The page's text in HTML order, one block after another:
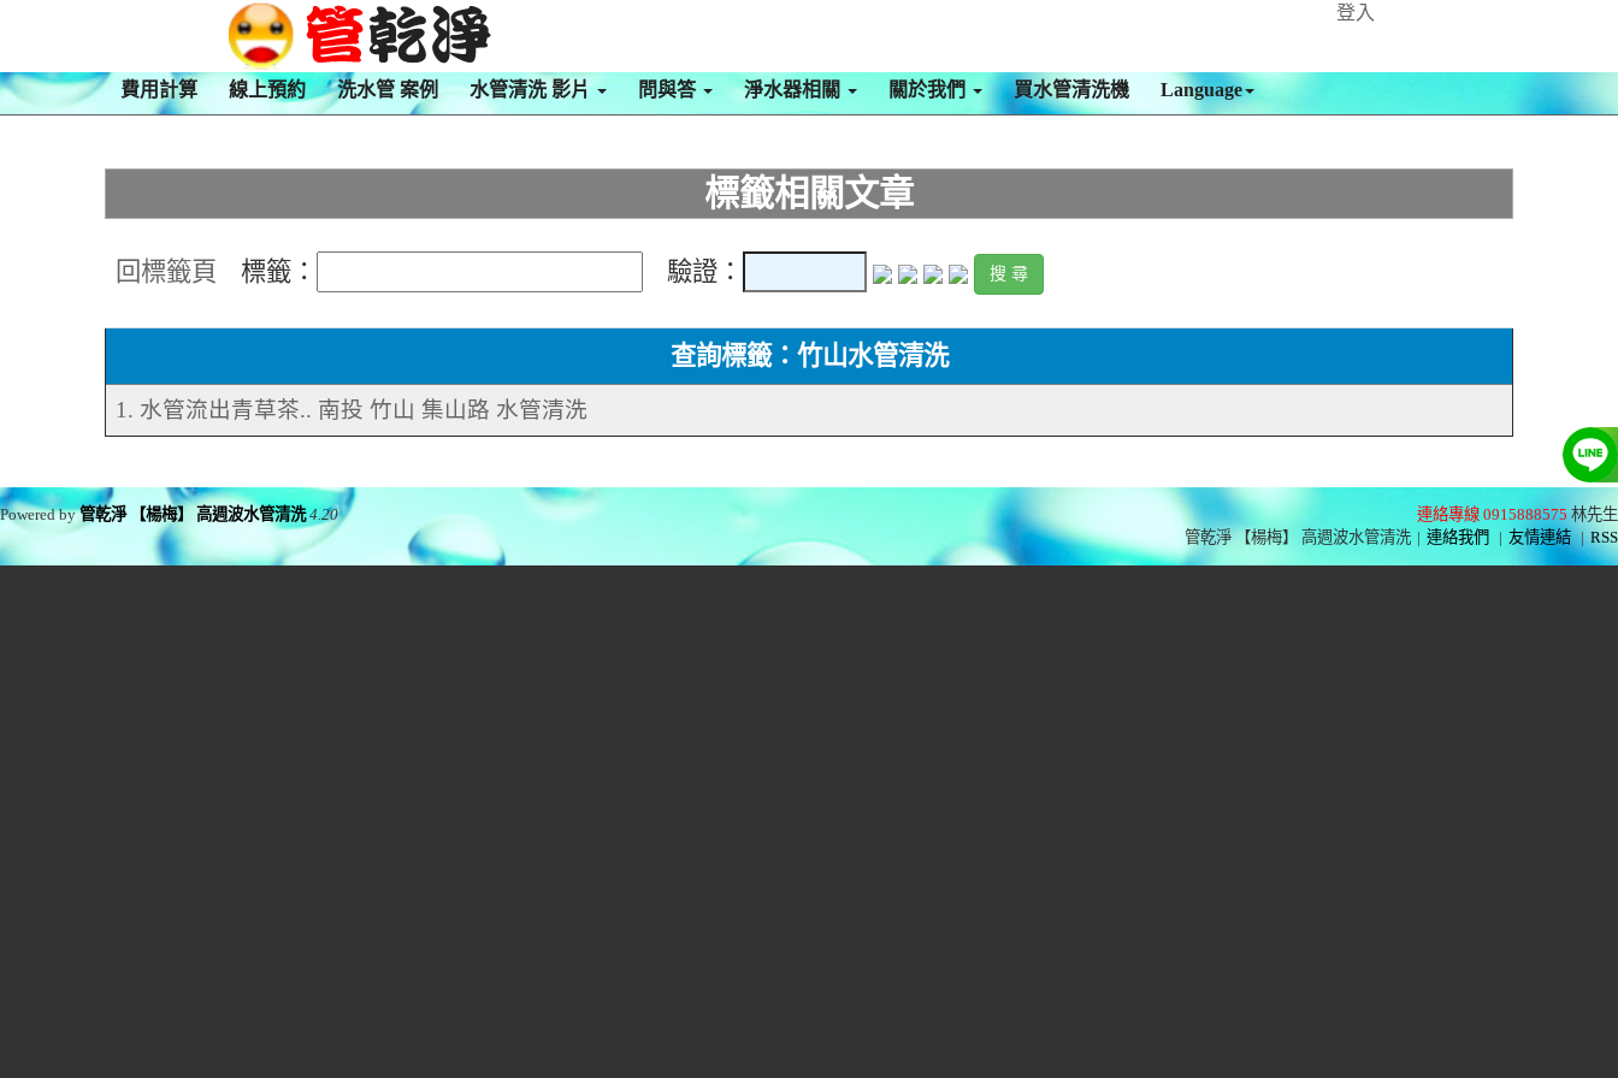
登入
費用計算 線上預約 洗水管 案例 水管清洗 影片 問與答 淨水器相關 關於我們 買水管清洗機 Language
標籤相關文章
回標籤頁 標籤： 驗證：
查詢標籤：竹山水管清洗
1. 水管流出青草茶.. 南投 竹山 集山路 水管清洗
連絡專線 0915888575 林先生
管乾淨 【楊梅】 高週波水管清洗 | 連絡我們 | 友情連結 | RSS
Powered by管乾淨 【楊梅】 高週波水管清洗 4.20